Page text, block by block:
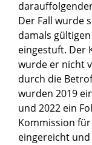
Der Fall wurde
damals
eingestuft. Der
wurde er nicht
durch die
wurden 2019
und 2022 ein
Kommission
eingereicht